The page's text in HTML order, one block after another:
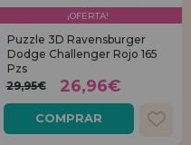
¡OFERTA!
Puzzle 3D Ravensburger
Dodge Challenger Rojo 165
Pzs
29,95€
26,96€
COMPRAR